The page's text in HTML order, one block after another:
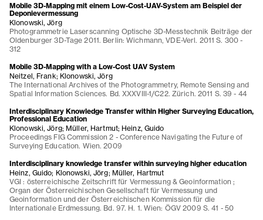
Mobile 3D-Mapping mit einem Low-Cost-UAV-System am Beispiel der
Deponievermessung
Klonowski, Jörg
Photogrammetrie Laserscanning Optische 3D-Messtechnik Beiträge der
Oldenburger 3D-Tage 2011. Berlin: Wichmann, VDE-Verl. 2011 S. 300 -
312
Mobile 3D-Mapping with a Low-Cost UAV System
Neitzel, Frank; Klonowski, Jörg
The International Archives of the Photogrammetry, Remote Sensing and
Spatial Information Sciences. Bd. XXXVIII-1/C22. Zürich. 2011 S. 39 - 44
Interdisciplinary Knowledge Transfer within Higher Surveying Education,
Professional Education
Klonowski, Jörg; Müller, Hartmut; Heinz, Guido
Proceedings FIG Commission 2 - Conference Navigating the Future of
Surveying Education. Wien. 2009
Interdisciplinary knowledge transfer within surveying higher education
Heinz, Guido; Klonowski, Jörg; Müller, Hartmut
VGI : österreichische Zeitschrift für Vermessung & Geoinformation ;
Organ der Österreichischen Gesellschaft für Vermessung und
Geoinformation und der Österreichischen Kommission für die
Internationale Erdmessung. Bd. 97. H. 1. Wien: ÖGV 2009 S. 41 - 50